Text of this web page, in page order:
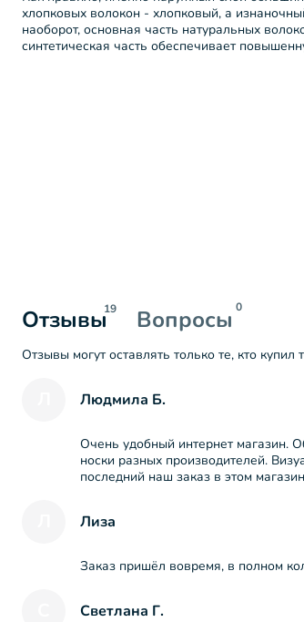
хлопковых волокон - хлопковый, а
наоборот, основная часть натуральных
синтетическая часть обеспечивает
Отзывы19 Вопросы 0
Отзывы могут оставлять только те, кто купил
Людмила Б.
Очень удобный интернет магазин.
носки разных производителей.
последний наш заказ в этом
Лиза
Заказ пришёл вовремя, в полном
Светлана Г.